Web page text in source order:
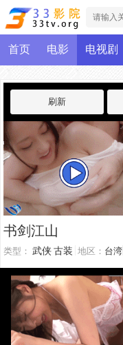
首页 电影 电视剧
书剑江山
类型： 武侠 古装 地区： 台湾
刷新